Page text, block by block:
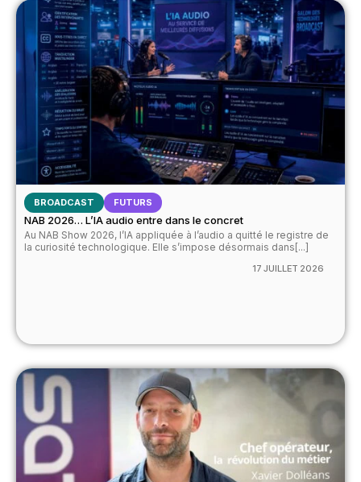
BROADCAST FUTURS
NAB 2026… L’IA audio entre dans le concret
Au NAB Show 2026, l’IA appliquée à l’audio a quitté le registre de
la curiosité technologique. Elle s’impose désormais dans[...]
17 JUILLET 2026